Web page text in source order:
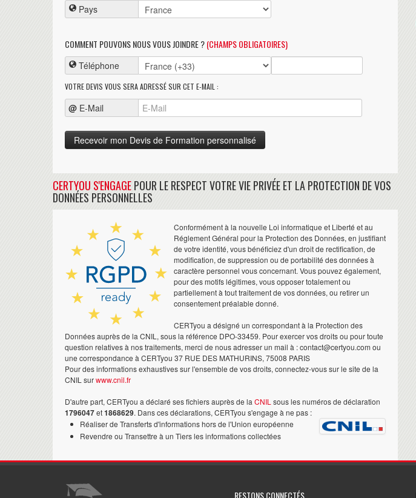
Pays
COMMENT POUVONS NOUS VOUS JOINDRE ?(CHAMPS OBLIGATOIRES)
Téléphone
VOTRE DEVIS VOUS SERA ADRESSÉ SUR CET E-MAIL :
@ E-Mail
CERTYOU S'ENGAGEPOUR LE RESPECT VOTRE VIE PRIVÉE ET LA PROTECTION DE VOS
DONNÉES PERSONNELLES
Conformément à la nouvelle Loi informatique et Liberté et au
Réglement Général pour la Protection des Données, en justifiant
de votre identité, vous bénéficiez d'un droit de rectification, de
modification, de suppression ou de portabilité des données à
caractère personnel vous concernant. Vous pouvez également,
pour des motifs légitimes, vous opposer totalement ou
partiellement à tout traitement de vos données, ou retirer un
consentement préalable donné.
CERTyou a désigné un correspondant à la Protection des
Données auprès de la CNIL, sous la référence DPO-33459. Pour exercer vos droits ou pour toute
question relatives à nos traitements, merci de nous adresser un mail à : contact@certyou.com ou
une correspondance à CERTyou 37 RUE DES MATHURINS, 75008 PARIS
Pour des informations exhaustives sur l'ensemble de vos droits, connectez-vous sur le site de la
CNIL surwww.cnil.fr
D'autre part, CERTyou a déclaré ses fichiers auprès de la CNIL sous les numéros de déclaration
1796047et1868629. Dans ces déclarations, CERTyou s'engage à ne pas :
Réaliser de Transferts d'informations hors de l'Union européenne
Revendre ou Transettre à un Tiers les informations collectées
RESTONS CONNECTÉS